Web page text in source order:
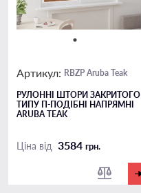
Артикул: RBZP Aruba Teak
РУЛОННІ ШТОРИ ЗАКРИТОГО
ТИПУ П-ПОДIБНІ НАПРЯМНІ
ARUBA TEAK
Ціна від 3584 грн.